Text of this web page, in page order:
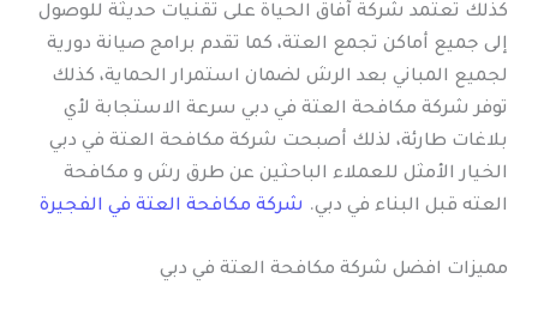
كذلك تعتمد شركة آفاق الحياة على تقنيات حديثة للوصول
إلى جميع أماكن تجمع العتة، كما تقدم برامج صيانة دورية
لجميع المباني بعد الرش لضمان استمرار الحماية، كذلك
توفر شركة مكافحة العتة في دبي سرعة الاستجابة لأي
بلاغات طارئة، لذلك أصبحت شركة مكافحة العتة في دبي
الخيار الأمثل للعملاء الباحثين عن طرق رش و مكافحة
العته قبل البناء في دبي. شركة مكافحة العتة في الفجيرة
مميزات افضل شركة مكافحة العتة في دبي